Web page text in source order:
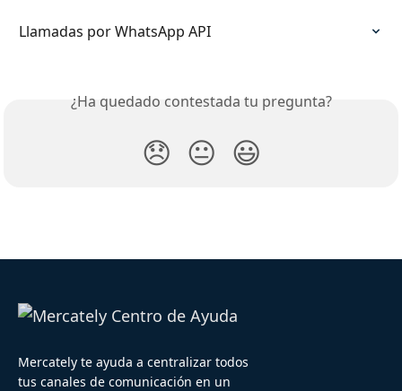
Llamadas por WhatsApp API
¿Ha quedado contestada tu pregunta?
😞 😐 😃
Mercately te ayuda a centralizar todos
tus canales de comunicación en un